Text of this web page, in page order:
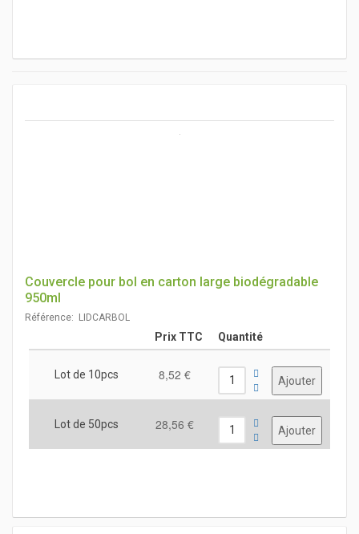
Couvercle pour bol en carton large biodégradable
950ml
Référence: LIDCARBOL
Prix TTC Quantité
Lot de 10pcs 8,52 €
Lot de 50pcs 28,56 €